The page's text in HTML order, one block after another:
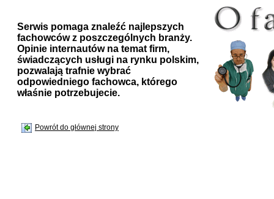
Serwis pomaga znaleźć najlepszych
fachowców z poszczególnych branży.
Opinie internautów na temat firm,
świadczących usługi na rynku polskim,
pozwalają trafnie wybrać
odpowiedniego fachowca, którego
właśnie potrzebujecie.
Powrót do głównej strony